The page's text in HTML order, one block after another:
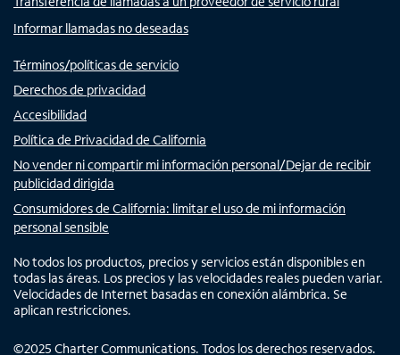
Informar llamadas no deseadas
Términos/políticas de servicio
Derechos de privacidad
Accesibilidad
Política de Privacidad de California
No vender ni compartir mi información personal/Dejar de recibir
publicidad dirigida
Consumidores de California: limitar el uso de mi información
personal sensible
No todos los productos, precios y servicios están disponibles en
todas las áreas. Los precios y las velocidades reales pueden variar.
Velocidades de Internet basadas en conexión alámbrica. Se
aplican restricciones.
©2025 Charter Communications. Todos los derechos reservados.